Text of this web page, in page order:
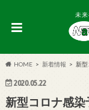
未来
HOME 新着情報 新型
2020.05.22
新型コロナ感